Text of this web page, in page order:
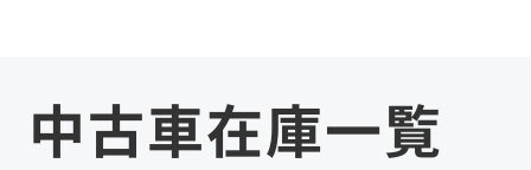
中古車在庫一覧